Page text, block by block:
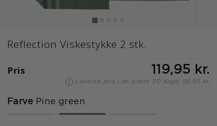
Reflection Viskestykke 2 stk.
Pris 119,95 kr.
Laveste pris i de sidste 30 dage: 89,95 kr.
Farve Pine green
valgte